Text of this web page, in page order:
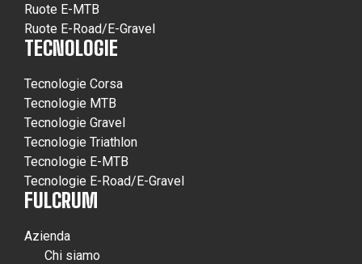
Ruote E-MTB
Ruote E-Road/E-Gravel
TECNOLOGIE
Tecnologie Corsa
Tecnologie MTB
Tecnologie Gravel
Tecnologie Triathlon
Tecnologie E-MTB
Tecnologie E-Road/E-Gravel
FULCRUM
Azienda
Chi siamo